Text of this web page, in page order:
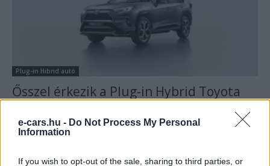
e-cars.hu - Do Not Process My Personal
Information
If you wish to opt-out of the sale, sharing to third parties, or
Plug-in Hibrid autó
Ősszel érkezik a Plug-in Hybrid Toyota
e-cars.hu - 2020-05-07 0 hozzászólás